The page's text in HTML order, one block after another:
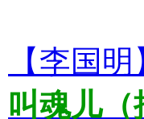
【李国
叫魂儿